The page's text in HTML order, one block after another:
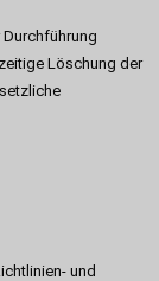
Löschung der
und